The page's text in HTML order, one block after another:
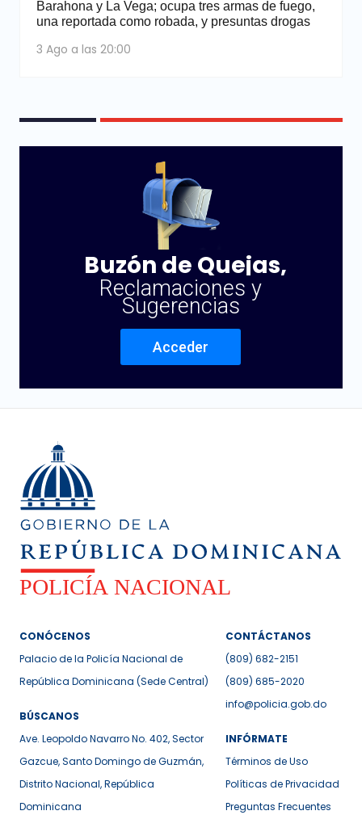
Barahona y La Vega; ocupa tres armas de fuego,
una reportada como robada, y presuntas drogas
3 Ago a las 20:00
Buzón de Quejas,
Reclamaciones y
Sugerencias
Acceder
CONÓCENOS
Palacio de la Policía Nacional de
República Dominicana (Sede Central)
BÚSCANOS
Ave. Leopoldo Navarro No. 402, Sector
Gazcue, Santo Domingo de Guzmán,
Distrito Nacional, República
Dominicana
CONTÁCTANOS
(809) 682-2151
(809) 685-2020
info@policia.gob.do
INFÓRMATE
Términos de Uso
Políticas de Privacidad
Preguntas Frecuentes